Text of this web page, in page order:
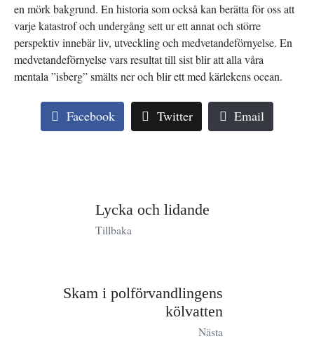
en mörk bakgrund. En historia som också kan berätta för oss att
varje katastrof och undergång sett ur ett annat och större
perspektiv innebär liv, utveckling och medvetandeförnyelse. En
medvetandeförnyelse vars resultat till sist blir att alla våra
mentala ”isberg” smälts ner och blir ett med kärlekens ocean.
Facebook Twitter Email
Lycka och lidande
Tillbaka
Skam i polförvandlingens
kölvatten
Nästa